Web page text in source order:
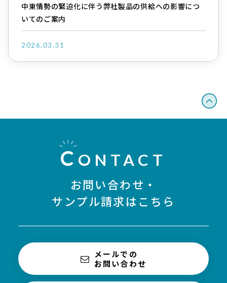
中東情勢の緊迫化に伴う弊社製品の供給への影響につ
いてのご案内
2026.03.31
C ONTACT
お問い合わせ・
サンプル請求はこちら
メールでの
お問い合わせ